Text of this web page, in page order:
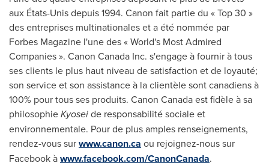
aux États-Unis depuis 1994. Canon fait partie du « Top 30 »
des entreprises multinationales et a été nommée par
Forbes Magazine l'une des « World's Most Admired
Companies ». Canon Canada Inc. s'engage à fournir à tous
ses clients le plus haut niveau de satisfaction et de loyauté;
son service et son assistance à la clientèle sont canadiens à
100% pour tous ses produits. Canon Canadaest fidèle à sa
philosophieKyoseide responsabilité sociale et
environnementale. Pour de plus amples renseignements,
rendez-vous surwww.canon.ca ou rejoignez-nous sur
Facebook àwww.facebook.com/CanonCanada.